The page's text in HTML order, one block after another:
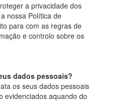
a privacidade dos
nossa Política de
para com as regras de
e controlo sobre os
dados pessoais?
os seus dados pessoais
evidenciados aquando do